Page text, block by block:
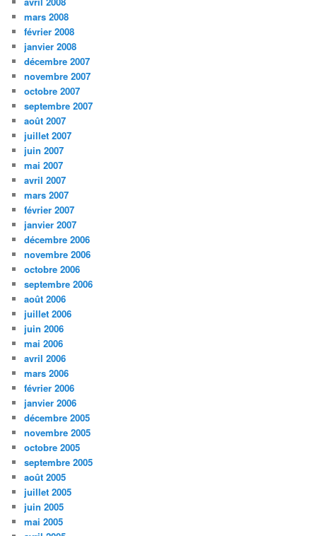
mars 2008
février 2008
janvier 2008
décembre 2007
novembre 2007
octobre 2007
septembre 2007
août 2007
juillet 2007
juin 2007
mai 2007
avril 2007
mars 2007
février 2007
janvier 2007
décembre 2006
novembre 2006
octobre 2006
septembre 2006
août 2006
juillet 2006
juin 2006
mai 2006
avril 2006
mars 2006
février 2006
janvier 2006
décembre 2005
novembre 2005
octobre 2005
septembre 2005
août 2005
juillet 2005
juin 2005
mai 2005